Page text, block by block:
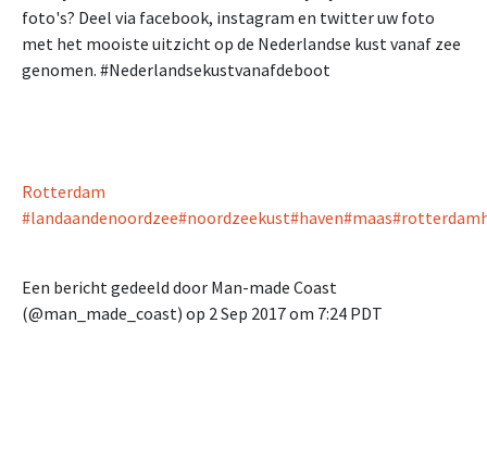
foto's? Deel via facebook, instagram en twitter uw foto
met het mooiste uitzicht op de Nederlandse kust vanaf zee
genomen. #Nederlandsekustvanafdeboot
Rotterdam
Een bericht gedeeld door Man-made Coast
(@man_made_coast) op 2 Sep 2017 om 7:24 PDT